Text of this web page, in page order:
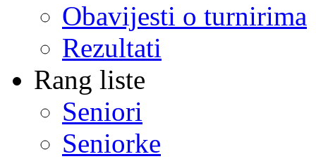
Obavijesti o turnirima
Rezultati
Rang liste
Seniori
Seniorke